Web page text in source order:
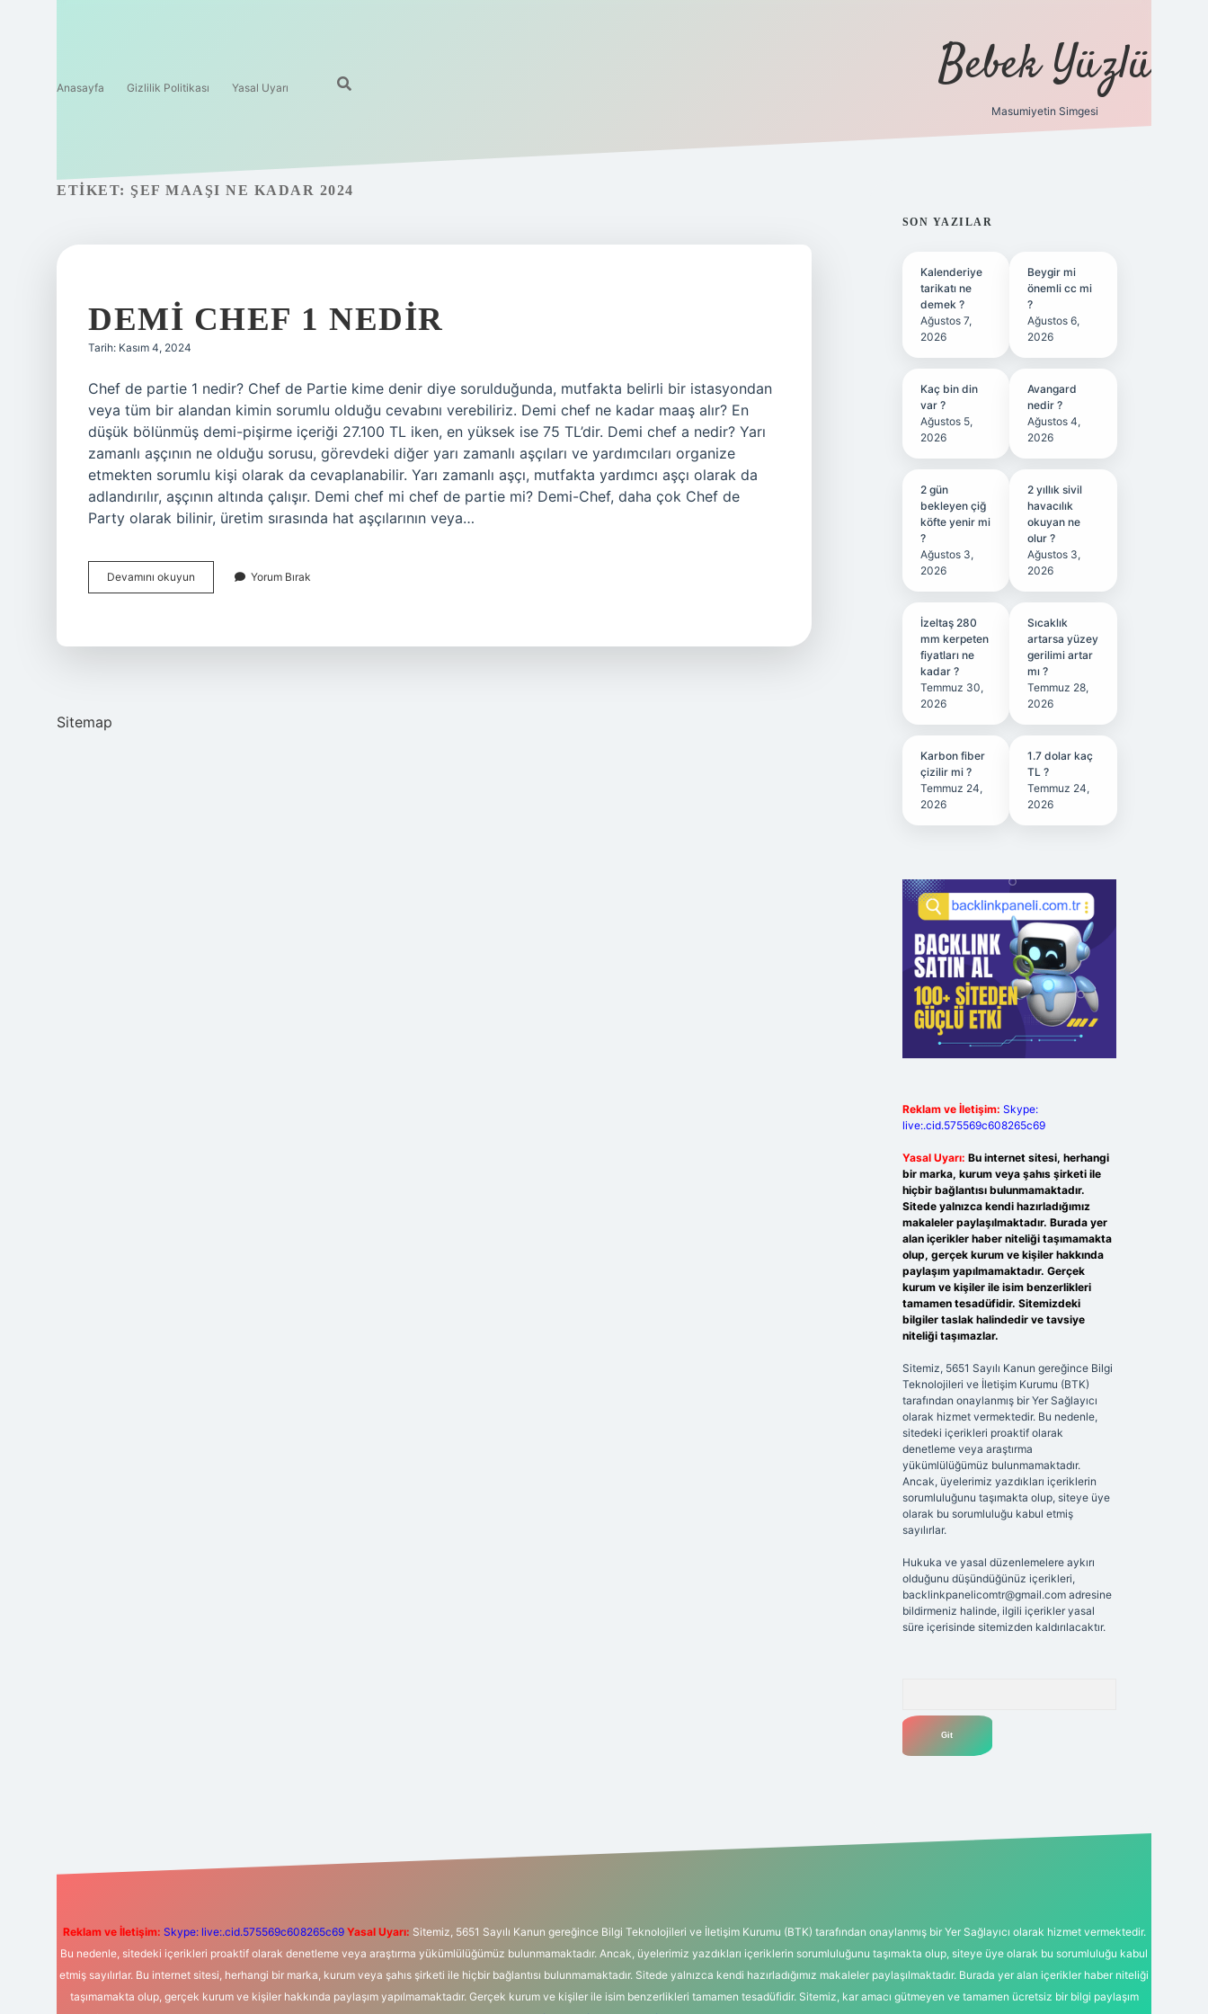
Anasayfa Gizlilik Politikası Yasal Uyarı Bebek Yüzlü
Masumiyetin Simgesi
ETIKET: ŞEF MAAŞI NE KADAR 2024
DEMI CHEF 1 NEDIR
Tarih: Kasım 4, 2024
Chef de partie 1 nedir? Chef de Partie kime denir diye sorulduğunda, mutfakta belirli bir istasyondan
veya tüm bir alandan kimin sorumlu olduğu cevabını verebiliriz. Demi chef ne kadar maaş alır? En
düşük bölünmüş demi-pişirme içeriği 27.100 TL iken, en yüksek ise 75 TL’dir. Demi chef a nedir? Yarı
zamanlı aşçının ne olduğu sorusu, görevdeki diğer yarı zamanlı aşçıları ve yardımcıları organize
etmekten sorumlu kişi olarak da cevaplanabilir. Yarı zamanlı aşçı, mutfakta yardımcı aşçı olarak da
adlandırılır, aşçının altında çalışır. Demi chef mi chef de partie mi? Demi-Chef, daha çok Chef de
Party olarak bilinir, üretim sırasında hat aşçılarının veya…
Devamını okuyun
Chef
Yorum Bırak
Sitemap
SIDEBAR
SON YAZILAR
Kalenderiye
tarikatı ne
demek ?
Ağustos 7,
2026
Beygir mi
önemli cc mi
?
Ağustos 6,
2026
Kaç bin din
var ?
Ağustos 5,
2026
Avangard
nedir ?
Ağustos 4,
2026
2 gün
bekleyen çiğ
köfte yenir mi
?
Ağustos 3,
2026
2 yıllık sivil
havacılık
okuyan ne
olur ?
Ağustos 3,
2026
İzeltaş 280
mm kerpeten
fiyatları ne
kadar ?
Temmuz 30,
2026
Sıcaklık
artarsa yüzey
gerilimi artar
mı ?
Temmuz 28,
2026
Karbon fiber
çizilir mi ?
Temmuz 24,
2026
1.7 dolar kaç
TL ?
Temmuz 24,
2026
Reklam ve İletişim: Skype:
live:.cid.575569c608265c69
Yasal Uyarı: Bu internet sitesi, herhangi
bir marka, kurum veya şahıs şirketi ile
hiçbir bağlantısı bulunmamaktadır.
Sitede yalnızca kendi hazırladığımız
makaleler paylaşılmaktadır. Burada yer
alan içerikler haber niteliği taşımamakta
olup, gerçek kurum ve kişiler hakkında
paylaşım yapılmamaktadır. Gerçek
kurum ve kişiler ile isim benzerlikleri
tamamen tesadüfidir. Sitemizdeki
bilgiler taslak halindedir ve tavsiye
niteliği taşımazlar.
Sitemiz, 5651 Sayılı Kanun gereğince Bilgi
Teknolojileri ve İletişim Kurumu (BTK)
tarafından onaylanmış bir Yer Sağlayıcı
olarak hizmet vermektedir. Bu nedenle,
sitedeki içerikleri proaktif olarak
denetleme veya araştırma
yükümlülüğümüz bulunmamaktadır.
Ancak, üyelerimiz yazdıkları içeriklerin
sorumluluğunu taşımakta olup, siteye üye
olarak bu sorumluluğu kabul etmiş
sayılırlar.
Hukuka ve yasal düzenlemelere aykırı
olduğunu düşündüğünüz içerikleri,
backlinkpanelicomtr@gmail.comadresine
bildirmeniz halinde, ilgili içerikler yasal
süre içerisinde sitemizden kaldırılacaktır.
Reklam ve İletişim: Skype: live:.cid.575569c608265c69 Yasal Uyarı: Sitemiz, 5651 Sayılı Kanun gereğince Bilgi Teknolojileri ve İletişim Kurumu (BTK) tarafından onaylanmış bir Yer Sağlayıcı olarak hizmet vermektedir.
Bu nedenle, sitedeki içerikleri proaktif olarak denetleme veya araştırma yükümlülüğümüz bulunmamaktadır. Ancak, üyelerimiz yazdıkları içeriklerin sorumluluğunu taşımakta olup, siteye üye olarak bu sorumluluğu kabul
etmiş sayılırlar. Bu internet sitesi, herhangi bir marka, kurum veya şahıs şirketi ile hiçbir bağlantısı bulunmamaktadır. Sitede yalnızca kendi hazırladığımız makaleler paylaşılmaktadır. Burada yer alan içerikler haber niteliği
taşımamakta olup, gerçek kurum ve kişiler hakkında paylaşım yapılmamaktadır. Gerçek kurum ve kişiler ile isim benzerlikleri tamamen tesadüfidir. Sitemiz, kar amacı gütmeyen ve tamamen ücretsiz bir bilgi paylaşım